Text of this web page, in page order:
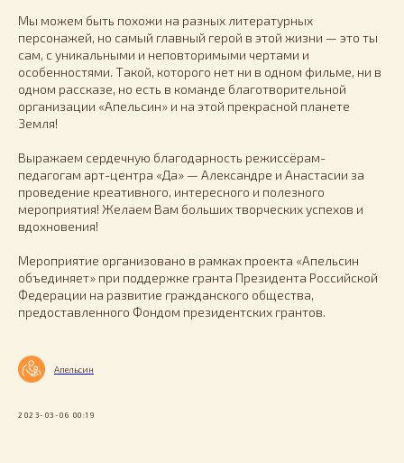
Мы можем быть похожи на разных литературных
персонажей, но самый главный герой в этой жизни — это ты
сам, с уникальными и неповторимыми чертами и
особенностями. Такой, которого нет ни в одном фильме, ни в
одном рассказе, но есть в команде благотворительной
организации «Апельсин» и на этой прекрасной планете
Земля!
Выражаем сердечную благодарность режиссёрам-
педагогам арт-центра «Да» — Александре и Анастасии за
проведение креативного, интересного и полезного
мероприятия! Желаем Вам больших творческих успехов и
вдохновения!
Мероприятие организовано в рамках проекта «Апельсин
объединяет» при поддержке гранта Президента Российской
Федерации на развитие гражданского общества,
предоставленного Фондом президентских грантов.
Апельсин
2023-03-06 00:19